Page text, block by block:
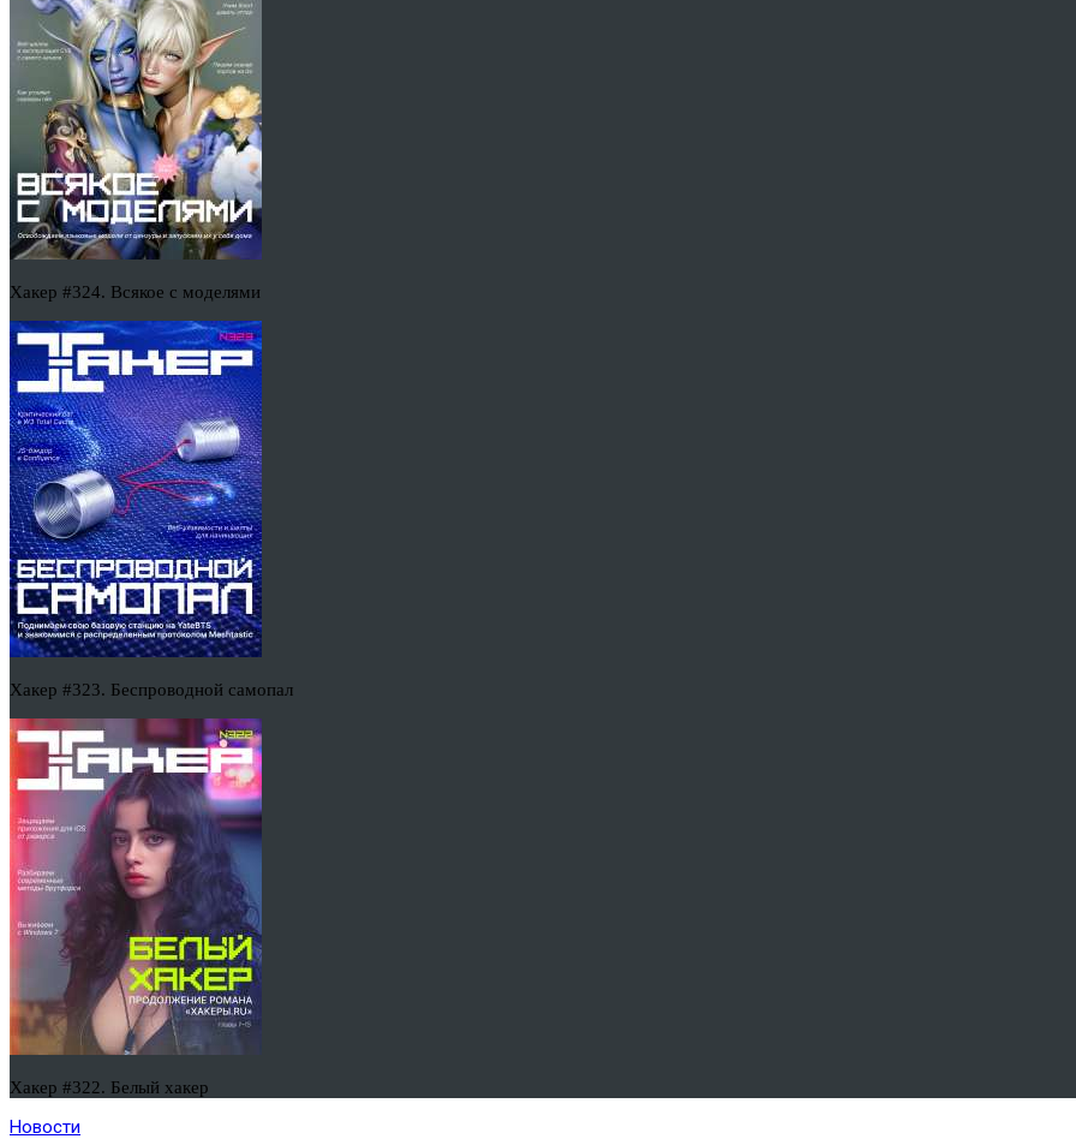
Хакер #324. Всякое с моделями
Хакер #323. Беспроводной самопал
Хакер #322. Белый хакер
Новости